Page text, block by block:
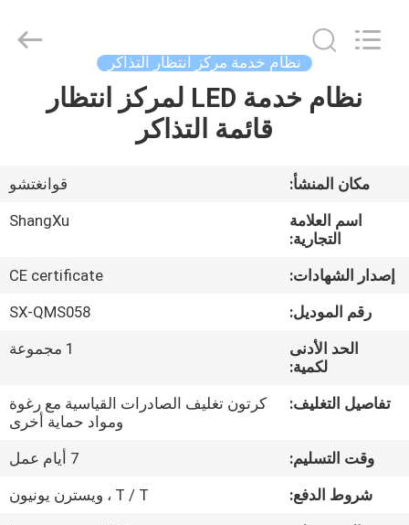
الصفحة
منتجات
معلومات
عنا
جولة
المعمل
مراقبة
الجودة
Technology
نظام خدمة مركز انتظار التذاكر
نظام خدمة LED لمركز انتظار
قائمة التذاكر
مكان المنشأ:
قوانغتشو
اسم العلامة
التجارية:
ShangXu
إصدار الشهادات:
CE certificate
رقم الموديل:
SX-QMS058
الحد الأدنى
لكمية:
1 مجموعة
تفاصيل التغليف:
كرتون تغليف الصادرات القياسية مع رغوة
ومواد حماية أخرى
وقت التسليم:
7 أيام عمل
شروط الدفع:
T / T ، ويسترن يونيون